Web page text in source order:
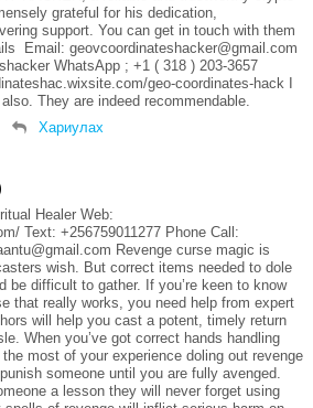
grateful for his dedication,
support. You can get in touch with them
Email: geovcoordinateshacker@gmail.com
WhatsApp ; +1 ( 318 ) 203-3657
geo-coordinates-hack I
They are indeed recommendable.
Хариулах
Healer Web:
Text: +256759011277 Phone Call:
Revenge curse magic is
wish. But correct items needed to dole
be difficult to gather. If you’re keen to know
that really works, you need help from expert
will help you cast a potent, timely return
When you’ve got correct hands handling
most of your experience doling out revenge
someone until you are fully avenged.
a lesson they will never forget using